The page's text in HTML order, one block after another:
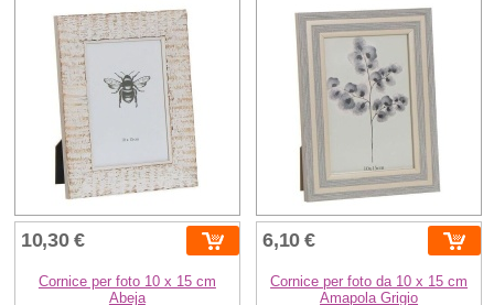
10,30 €
Cornice per foto 10 x 15 cm
Abeja
6,10 €
Cornice per foto da 10 x 15 cm
Amapola Grigio